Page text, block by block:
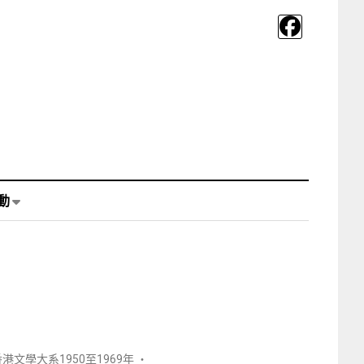
文學大系1950至1969年 ‧